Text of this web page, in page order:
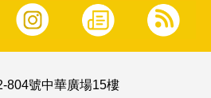
804號中華廣場15樓